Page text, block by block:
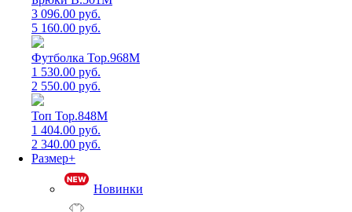
3 096.00 руб.
5 160.00 руб.
Футболка Top.968M
1 530.00 руб.
2 550.00 руб.
Топ Top.848M
1 404.00 руб.
2 340.00 руб.
Размер+
Новинки